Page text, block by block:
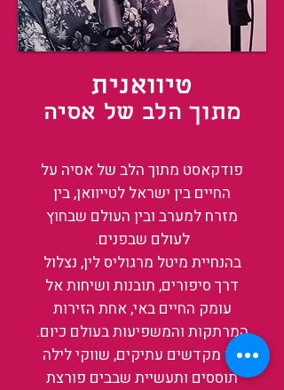
טיוואנית
מתוך הלב של אסיה
פודקאסט מתוך הלב של אסיה על
החיים בין ישראל לטייוואן, בין
מזרח למערב ובין העולם שבחוץ
לעולם שבפנים.
בהנחיית מיטל מרגוליס לין, נצלול
דרך סיפורים, תובנות ושיחות אל
עומק החיים באי, אחת הזירות
המרתקות והמשפיעות בעולם כיום.
בין מקדשים עתיקים, שווקי לילה
תוססים ותעשיית שבבים פורצת